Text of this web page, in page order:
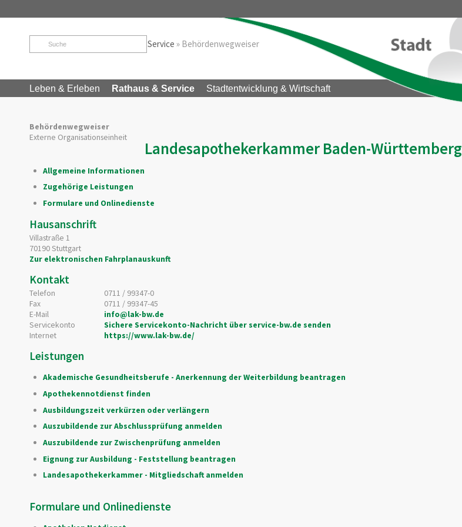
Startseite Service » Behördenwegweiser
Leben & Erleben Rathaus & Service Stadtentwicklung & Wirtschaft
Behördenwegweiser
Externe Organisationseinheit
Landesapothekerkammer Baden-Württemberg
Allgemeine Informationen
Zugehörige Leistungen
Formulare und Onlinedienste
Hausanschrift
Villastraße 1
70190Stuttgart
Zur elektronischen Fahrplanauskunft
Kontakt
Telefon
0711 / 99347-0
Fax
0711 / 99347-45
E-Mail
info@lak-bw.de
Servicekonto
Sichere Servicekonto-Nachricht über service-bw.de senden
Internet
https://www.lak-bw.de/
Leistungen
Akademische Gesundheitsberufe - Anerkennung der Weiterbildung beantragen
Apothekennotdienst finden
Ausbildungszeit verkürzen oder verlängern
Auszubildende zur Abschlussprüfung anmelden
Auszubildende zur Zwischenprüfung anmelden
Eignung zur Ausbildung - Feststellung beantragen
Landesapothekerkammer - Mitgliedschaft anmelden
Formulare und Onlinedienste